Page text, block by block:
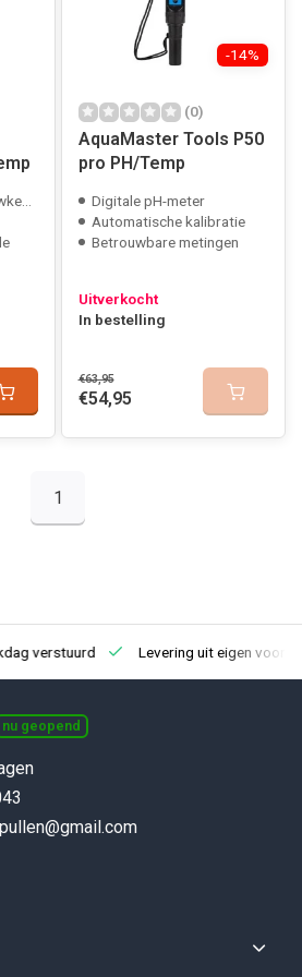
-14%
(0)
AquaMaster Tools P50
pro PH/Temp
Digitale pH-meter
Automatische kalibratie
Betrouwbare metingen
Uitverkocht
In bestelling
€63,95
€54,95
1
verstuurd Levering uit eigen
nu geopend